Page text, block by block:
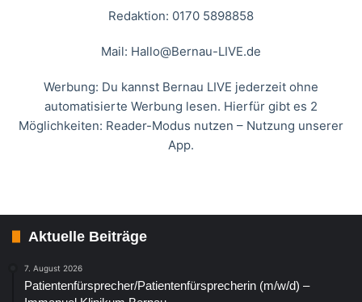
Redaktion: 0170 5898858
Mail: Hallo@Bernau-LIVE.de
Werbung: Du kannst Bernau LIVE jederzeit ohne
automatisierte Werbung lesen. Hierfür gibt es 2
Möglichkeiten: Reader-Modus nutzen – Nutzung unserer
App.
Aktuelle Beiträge
7. August 2026
Patientenfürsprecher/Patientenfürsprecherin (m/w/d) –